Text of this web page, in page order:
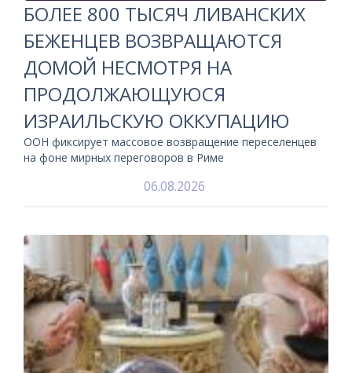
БОЛЕЕ 800 ТЫСЯЧ ЛИВАНСКИХ
БЕЖЕНЦЕВ ВОЗВРАЩАЮТСЯ
ДОМОЙ НЕСМОТРЯ НА
ПРОДОЛЖАЮЩУЮСЯ
ИЗРАИЛЬСКУЮ ОККУПАЦИЮ
ООН фиксирует массовое возвращение переселенцев
на фоне мирных переговоров в Риме
06.08.2026